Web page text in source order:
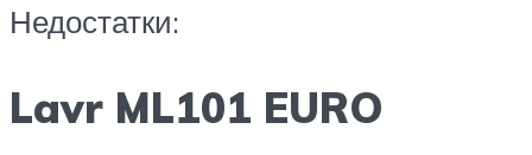
Недостатки:
Lavr ML101 EURO